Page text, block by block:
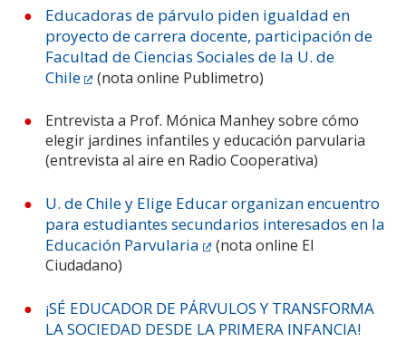
Educadoras de párvulo piden igualdad en
proyecto de carrera docente, participación de
Facultad de Ciencias Sociales de la U. de
Chile
(nota online Publimetro)
Entrevista a Prof. Mónica Manhey sobre cómo
elegir jardines infantiles y educación parvularia
(entrevista al aire en Radio Cooperativa)
U. de Chile y Elige Educar organizan encuentro
para estudiantes secundarios interesados en la
Educación Parvularia
(nota online El
Ciudadano)
¡SÉ EDUCADOR DE PÁRVULOS Y TRANSFORMA
LA SOCIEDAD DESDE LA PRIMERA INFANCIA!